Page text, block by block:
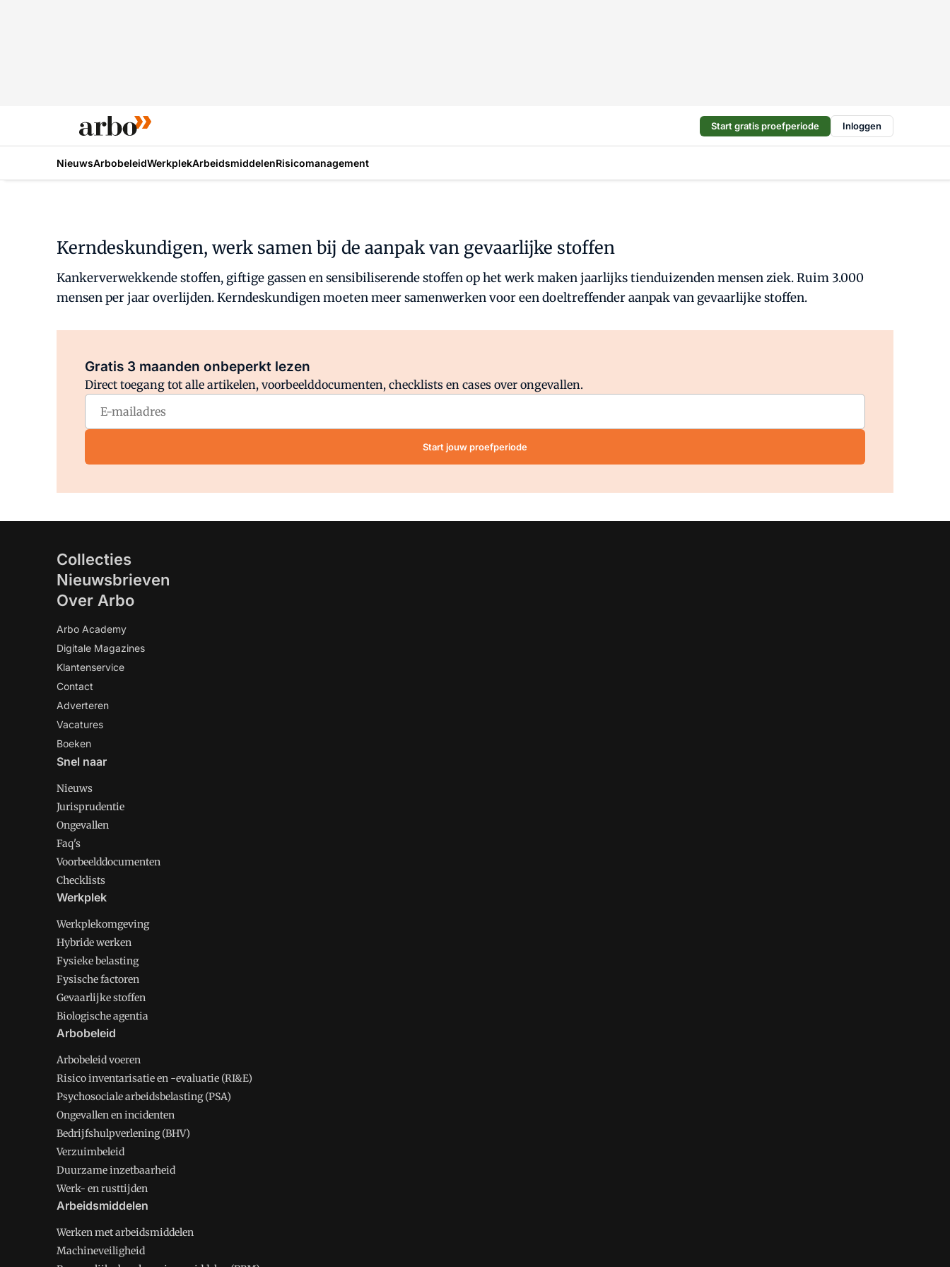
Start gratis proefperiode Inloggen
NieuwsArbobeleidWerkplekArbeidsmiddelenRisicomanagement
Kerndeskundigen, werk samen bij de aanpak van gevaarlijke stoffen
Kankerverwekkende stoffen, giftige gassen en sensibiliserende stoffen op het werk maken jaarlijks tienduizenden mensen ziek. Ruim 3.000
mensen per jaar overlijden. Kerndeskundigen moeten meer samenwerken voor een doeltreffender aanpak van gevaarlijke stoffen.
Gratis 3 maanden onbeperkt lezen
Direct toegang tot alle artikelen, voorbeelddocumenten, checklists en cases over ongevallen.
Start jouw proefperiode
Collecties
Nieuwsbrieven
Over Arbo
Arbo Academy
Digitale Magazines
Klantenservice
Contact
Adverteren
Vacatures
Boeken
Snel naar
Nieuws
Jurisprudentie
Ongevallen
Faq's
Voorbeelddocumenten
Checklists
Werkplek
Werkplekomgeving
Hybride werken
Fysieke belasting
Fysische factoren
Gevaarlijke stoffen
Biologische agentia
Arbobeleid
Arbobeleid voeren
Risico inventarisatie en -evaluatie (RI&E)
Psychosociale arbeidsbelasting (PSA)
Ongevallen en incidenten
Bedrijfshulpverlening (BHV)
Verzuimbeleid
Duurzame inzetbaarheid
Werk- en rusttijden
Arbeidsmiddelen
Werken met arbeidsmiddelen
Machineveiligheid